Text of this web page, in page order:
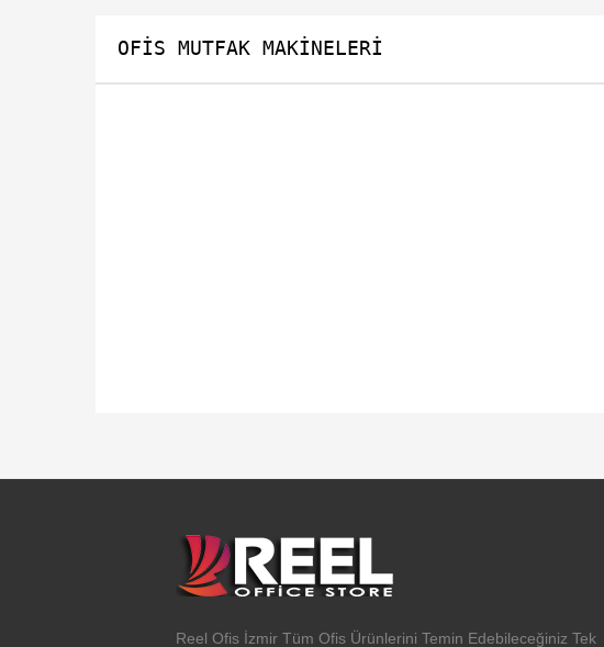
OFIS MUTFAK MAKINELERI
Reel Ofis İzmir Tüm Ofis Ürünlerini Temin Edebileceğiniz Tek